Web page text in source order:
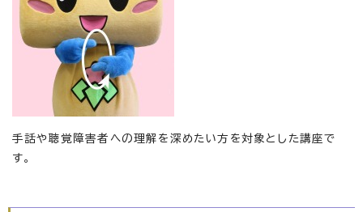
手話や聴覚障害者への理解を深めたい方を対象とした講座で
す。